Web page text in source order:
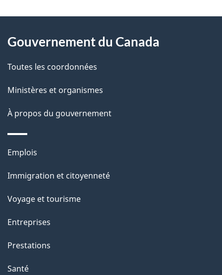
i
l
s
d
e
l
a
p
a
g
e
propos
de
ce
site
Gouvernement du Canada
Toutes les coordonnées
Ministères et organismes
À propos du gouvernement
Thèmes
sujets
Emplois
Immigration et citoyenneté
Voyage et tourisme
Entreprises
Prestations
Santé